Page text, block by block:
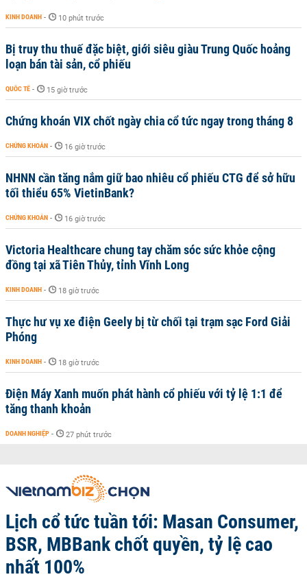
KINH DOANH - 10 phút trước
Bị truy thu thuế đặc biệt, giới siêu giàu Trung Quốc hoảng
loạn bán tài sản, cổ phiếu
QUỐC TẾ - 15 giờ trước
Chứng khoán VIX chốt ngày chia cổ tức ngay trong tháng 8
CHỨNG KHOÁN - 16 giờ trước
NHNN cần tăng nắm giữ bao nhiêu cổ phiếu CTG để sở hữu
tối thiểu 65% VietinBank?
CHỨNG KHOÁN - 16 giờ trước
Victoria Healthcare chung tay chăm sóc sức khỏe cộng
đồng tại xã Tiên Thủy, tỉnh Vĩnh Long
KINH DOANH - 18 giờ trước
Thực hư vụ xe điện Geely bị từ chối tại trạm sạc Ford Giải
Phóng
KINH DOANH - 18 giờ trước
Điện Máy Xanh muốn phát hành cổ phiếu với tỷ lệ 1:1 để
tăng thanh khoản
DOANH NGHIỆP - 27 phút trước
Lịch cổ tức tuần tới: Masan Consumer,
BSR, MBBank chốt quyền, tỷ lệ cao
nhất 100%